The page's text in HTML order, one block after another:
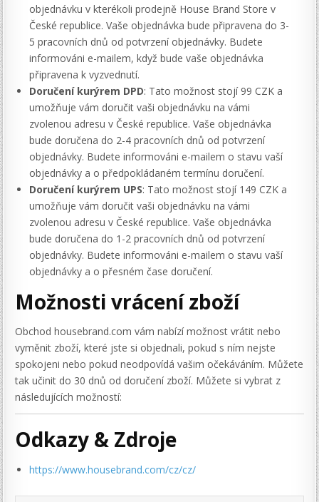
objednávku v kterékoli prodejně House Brand Store v
České republice. Vaše objednávka bude připravena do 3-
5 pracovních dnů od potvrzení objednávky. Budete
informováni e-mailem, když bude vaše objednávka
připravena k vyzvednutí.
Doručení kurýrem DPD: Tato možnost stojí 99 CZK a
umožňuje vám doručit vaši objednávku na vámi
zvolenou adresu v České republice. Vaše objednávka
bude doručena do 2-4 pracovních dnů od potvrzení
objednávky. Budete informováni e-mailem o stavu vaší
objednávky a o předpokládaném termínu doručení.
Doručení kurýrem UPS: Tato možnost stojí 149 CZK a
umožňuje vám doručit vaši objednávku na vámi
zvolenou adresu v České republice. Vaše objednávka
bude doručena do 1-2 pracovních dnů od potvrzení
objednávky. Budete informováni e-mailem o stavu vaší
objednávky a o přesném čase doručení.
Možnosti vrácení zboží
Obchod housebrand.com vám nabízí možnost vrátit nebo
vyměnit zboží, které jste si objednali, pokud s ním nejste
spokojeni nebo pokud neodpovídá vašim očekáváním. Můžete
tak učinit do 30 dnů od doručení zboží. Můžete si vybrat z
následujících možností:
Odkazy & Zdroje
https://www.housebrand.com/cz/cz/